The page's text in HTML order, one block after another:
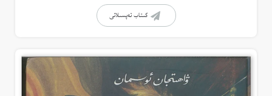
كىتاب تەپسىلاتى